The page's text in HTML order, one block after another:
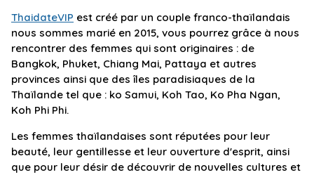
ThaidateVIP est créé par un couple franco-thaïlandais
nous sommes marié en 2015, vous pourrez grâce à nous
rencontrer des femmes qui sont originaires : de
Bangkok, Phuket, Chiang Mai, Pattaya et autres
provinces ainsi que des îles paradisiaques de la
Thaïlande tel que : ko Samui, Koh Tao, Ko Pha Ngan,
Koh Phi Phi.
Les femmes thaïlandaises sont réputées pour leur
beauté, leur gentillesse et leur ouverture d'esprit, ainsi
que pour leur désir de découvrir de nouvelles cultures et